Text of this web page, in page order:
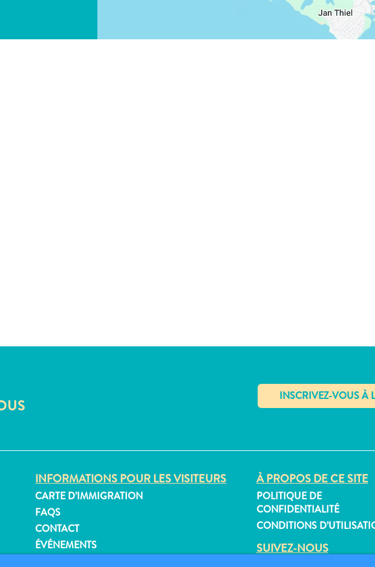
INFORMATIONS POUR LES VISITEURS
CARTE D’IMMIGRATION
FAQS
CONTACT
ÉVÉNEMENTS
À PROPOS DE CE SITE
POLITIQUE DE
CONFIDENTIALITÉ
CONDITIONS
SUIVEZ-NOUS